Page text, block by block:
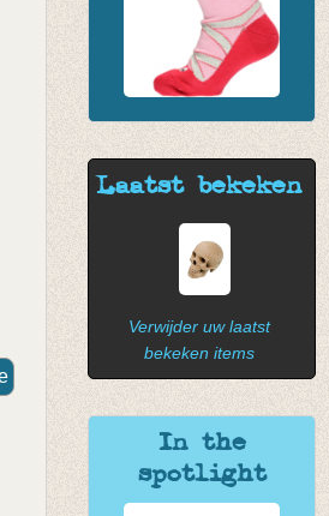
Laatst bekeken
Verwijder uw laatst
bekeken items
In the
spotlight